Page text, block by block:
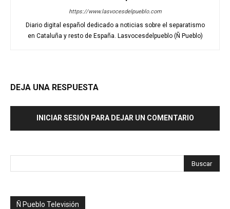
https://www.lasvocesdelpueblo.com
Diario digital español dedicado a noticias sobre el separatismo
en Cataluña y resto de España. Lasvocesdelpueblo (Ñ Pueblo)
DEJA UNA RESPUESTA
INICIAR SESIÓN PARA DEJAR UN COMENTARIO
Ñ Pueblo Televisión